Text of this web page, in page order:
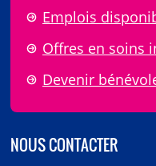
Emplois
Offres en soins
Devenir
NOUS CONTACTER